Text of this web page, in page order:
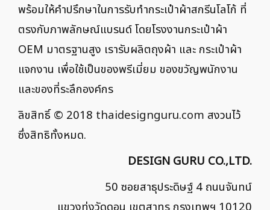
พร้อมให้คำปรึกษาในการรับทำกระเป๋าผ้าสกรีนโลโก้ ที่
ตรงกับภาพลักษณ์แบรนด์ โดยโรงงานกระเป๋าผ้า
OEM มาตรฐานสูง เรารับผลิตถุงผ้า และ กระเป๋าผ้า
แจกงาน เพื่อใช้เป็นของพรีเมี่ยม ของขวัญพนักงาน
และของที่ระลึกองค์กร
ลิขสิทธิ์ © 2018 thaidesignguru.com สงวนไว้
ซึ่งสิทธิทั้งหมด.
DESIGN GURU CO.,LTD.
50 ซอยสาธุประดิษฐ์ 4 ถนนจันทน์